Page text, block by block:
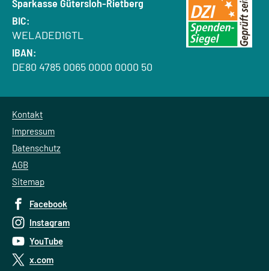
Sparkasse Gütersloh-Rietberg
BIC:
WELADED1GTL
IBAN:
DE80 4785 0065 0000 0000 50
Kontakt
Impressum
Datenschutz
AGB
Sitemap
Facebook
Instagram
YouTube
x.com